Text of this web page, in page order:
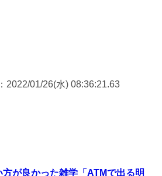
：2022/01/26(水) 08:36:21.63
方が良かった雑学「ATMで出る明